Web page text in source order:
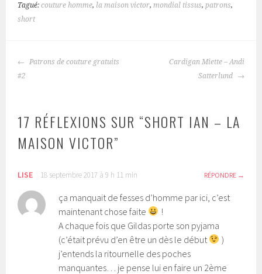
Tagué:couture homme, la maison victor, mondial tissus, patrons,
short
NAVIGATION
DES
Patrons de couture gratuits
#2
Cardigan Miette – Andi
Satterlund
17 RÉFLEXIONS SUR “SHORT IAN – LA
MAISON VICTOR”
LISE 18 septembre 2017 à 9 h 11 min RÉPONDRE
ça manquait de fesses d’homme par ici, c’est
maintenant chose faite
!
A chaque fois que Gildas porte son pyjama
(c’était prévu d’en être un dès le début
)
j’entends la ritournelle des poches
manquantes… je pense lui en faire un 2ème